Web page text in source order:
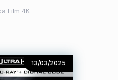
Film 4K
13/03/2025